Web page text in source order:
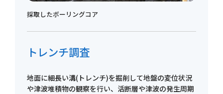
採取したボーリングコア
トレンチ調査
地面に細長い溝(トレンチ)を掘削して地盤の変位状況
や津波堆積物の観察を行い、活断層や津波の発生周期